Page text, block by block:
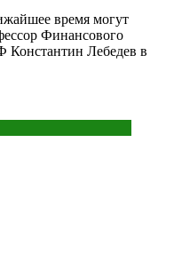
время могут
Финансового
Константин Лебедев в